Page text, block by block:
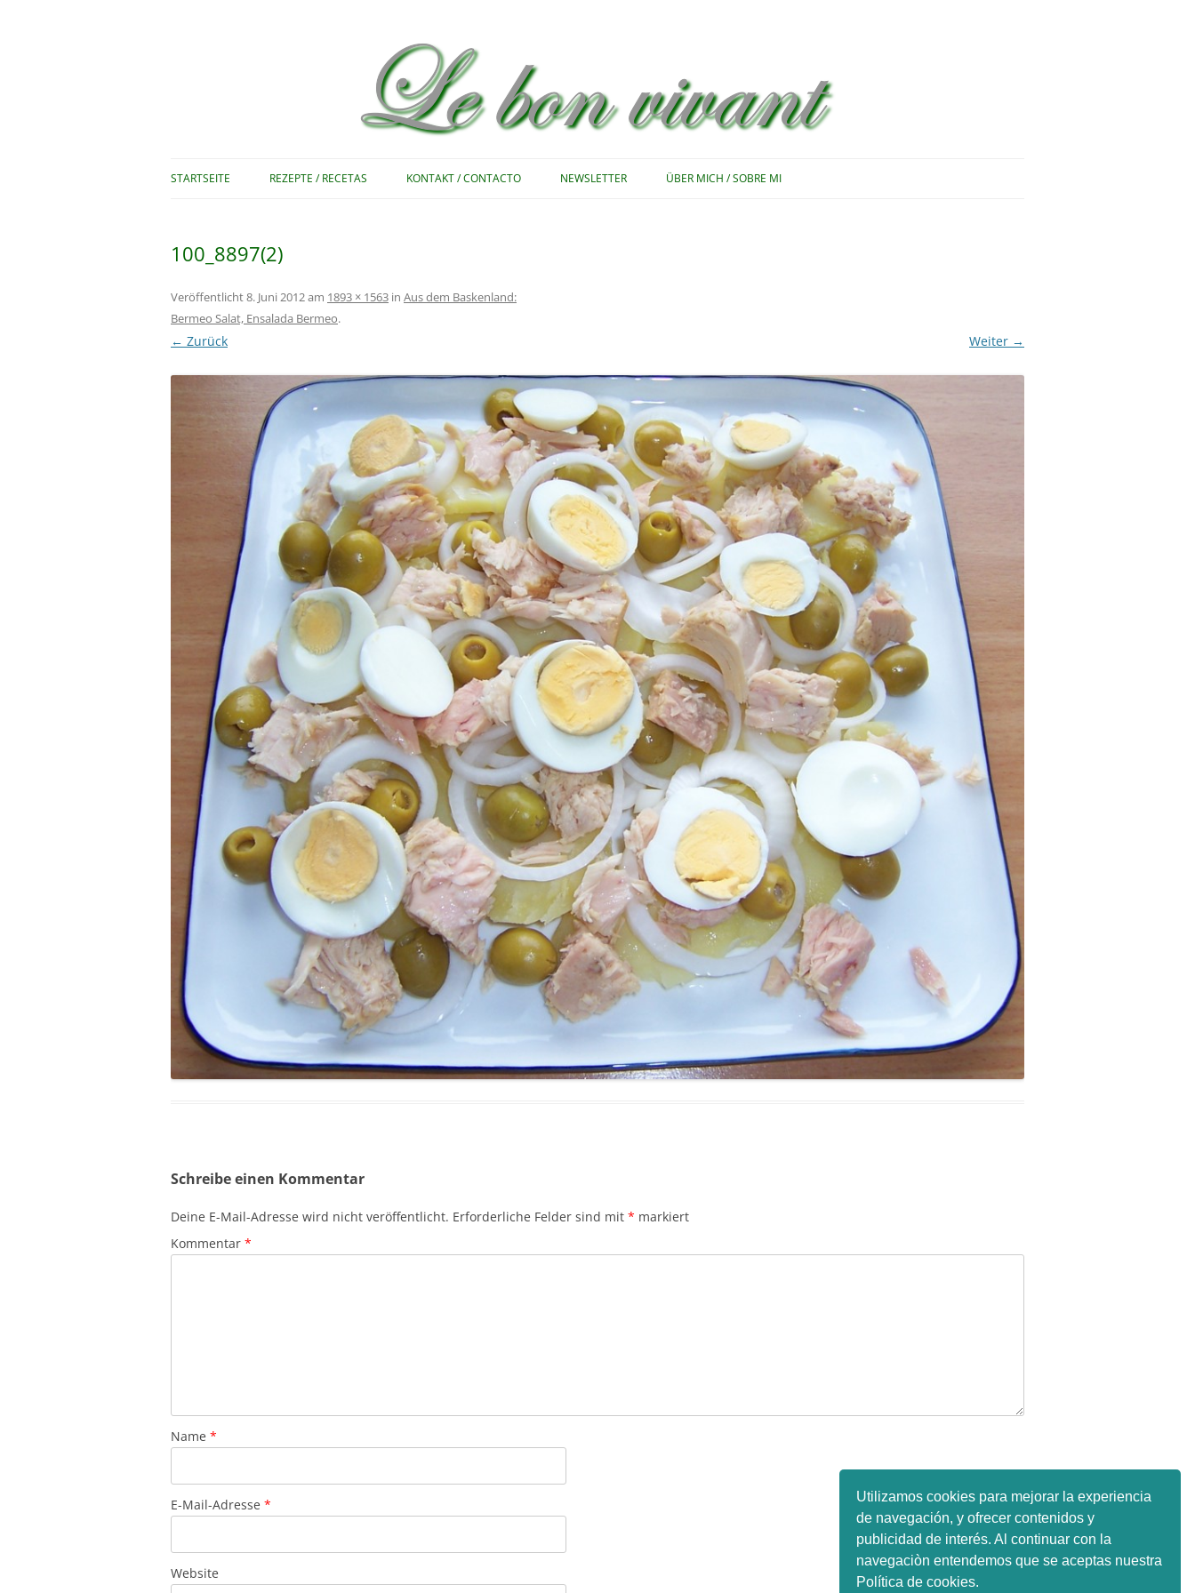
Utilizamos cookies para mejorar la experiencia
de navegación, y ofrecer contenidos y
publicidad de interés. Al continuar con la
navegaciòn entendemos que se aceptas nuestra
Política de cookies.
Inhalt
STARTSEITE REZEPTE / RECETAS KONTAKT / CONTACTO NEWSLETTER ÜBER MICH / SOBRE MI
100_8897(2)
Veröffentlicht8. Juni 2012am 1893 × 1563 in Aus dem Baskenland:
Bermeo Salat, Ensalada Bermeo.
← Zurück Weiter →
Schreibe einen Kommentar
Deine E-Mail-Adresse wird nicht veröffentlicht. Erforderliche Felder sind mit * markiert
Kommentar *
Name *
E-Mail-Adresse *
Website